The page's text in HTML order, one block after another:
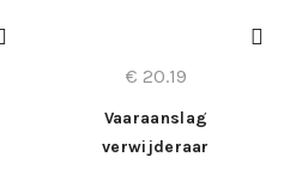
€ 20.19
Vaaraanslag
verwijderaar